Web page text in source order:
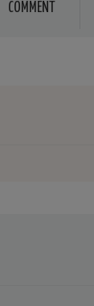
COMMENT